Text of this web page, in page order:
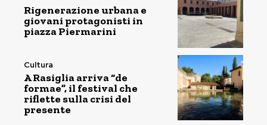
Rigenerazione urbana e
giovani protagonisti in
piazza Piermarini
Cultura
A Rasiglia arriva “de
formae”, il festival che
riflette sulla crisi del
presente